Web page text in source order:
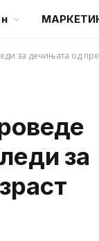
за дечињата од
за